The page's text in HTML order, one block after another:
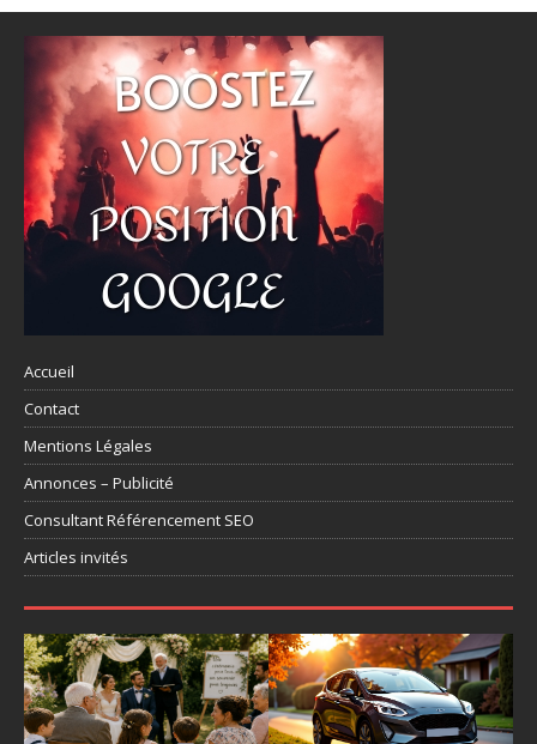
Accueil
Contact
Mentions Légales
Annonces – Publicité
Consultant Référencement SEO
Articles invités